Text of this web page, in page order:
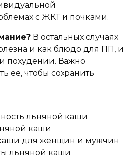
с ЖКТ и почками.
В остальных случаях
и как блюдо для ПП, и
похудении. Важно
ее, чтобы сохранить
льняной каши
каши
для женщин и мужчин
льняной каши